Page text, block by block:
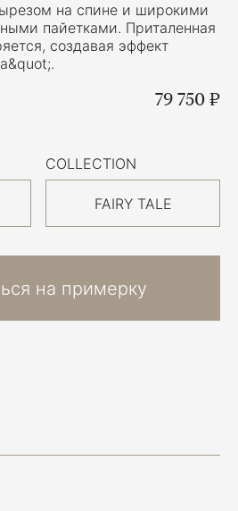
на спине и широкими
пайетками. Приталенная
создавая эффект
79 750 ₽
COLLECTION
FAIRY TALE
на примерку